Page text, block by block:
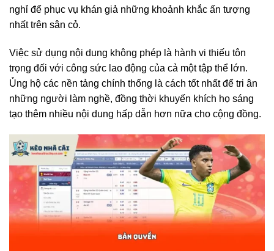
nghỉ để phục vụ khán giả những khoảnh khắc ấn tượng
nhất trên sân cỏ.
Việc sử dụng nội dung không phép là hành vi thiếu tôn
trọng đối với công sức lao động của cả một tập thể lớn.
Ủng hộ các nền tảng chính thống là cách tốt nhất để tri ân
những người làm nghề, đồng thời khuyến khích họ sáng
tạo thêm nhiều nội dung hấp dẫn hơn nữa cho cộng đồng.